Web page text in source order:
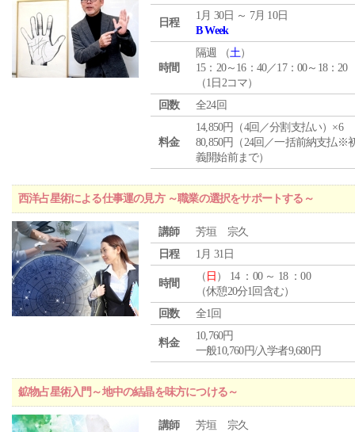
日程
1月 30日 ～ 7月 10日
B Week
時間
隔週 （土）
15：20～16：40／17：00～18：20
（1日2コマ）
回数
全24回
料金
14,850円（4回／分割支払い）×6
80,850円（24回／一括前納支払※
義開始前まで）
西洋占星術による仕事運の見方 ～職業の選択をサポートする～
講師
芳垣 宗久
日程
1月 31日
時間
（ 日 ） 14 ：00 ～ 18 ：00
（休憩20分1回含む）
回数
全1回
料金
10,760円
一般10,760円/入学者9,680円
鉱物占星術入門～地中の結晶を味方につける～
講師
芳垣 宗久